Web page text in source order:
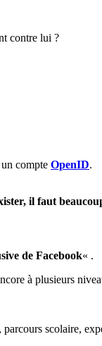
contre lui ?
compte OpenID.
il faut
de Facebook« .
à plusieurs
scolaire,